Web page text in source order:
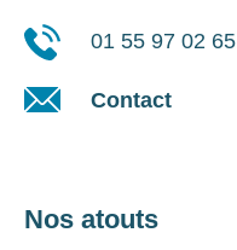
01 55 97 02 65
Contact
Nos atouts